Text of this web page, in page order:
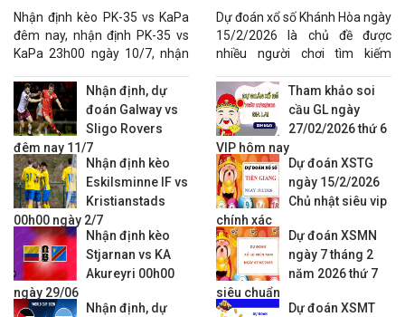
22:30
JaPSvsMP Mikkeli
KQBD Hạng 2 Séc
22:00
Sellier&Bellot Vlasim
Vik.Zizkov
22:00
Opava vsKladno
22:00
SK Prostejov
MFK Karvina
22:00
Slavia Praha Bvs
Fotbal Trinec
22:00
Usti & Labemvs
Arsenal Ceska Lipa
22:00
Dukla Prahavs Slavia Kromeriz
KQBD Hạng 2 Argentina
06:00 F. MidlandvsDeportivo Maipu
KQBD Nữ Hàn Quốc
17:00 Red Angels Nữ vsSejong Sportstoto Nữ
Nhận định kèo PK-35 vs KaPa
đêm nay, nhận định PK-35 vs
KaPa 23h00 ngày 10/7, nhận
Nhận định, dự
đoán Galway vs
Sligo Rovers
đêm nay 11/7
Nhận định kèo
Eskilsminne IF vs
Kristianstads
00h00 ngày 2/7
Nhận định kèo
Stjarnan vs KA
Akureyri 00h00
ngày 29/06
Nhận định, dự
Dự đoán xổ số Khánh Hòa ngày
15/2/2026 là chủ đề được
nhiều người chơi tìm kiếm
chọn con số phù hợp.
Tham khảo soi
cầu GL ngày
27/02/2026 thứ 6
VIP hôm nay
Dự đoán XSTG
ngày 15/2/2026
Chủ nhật siêu vip
chính xác
Dự đoán XSMN
ngày 7 tháng 2
năm 2026 thứ 7
siêu chuẩn
Dự đoán XSMT